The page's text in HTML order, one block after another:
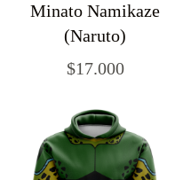
Minato Namikaze
(Naruto)
$17.000